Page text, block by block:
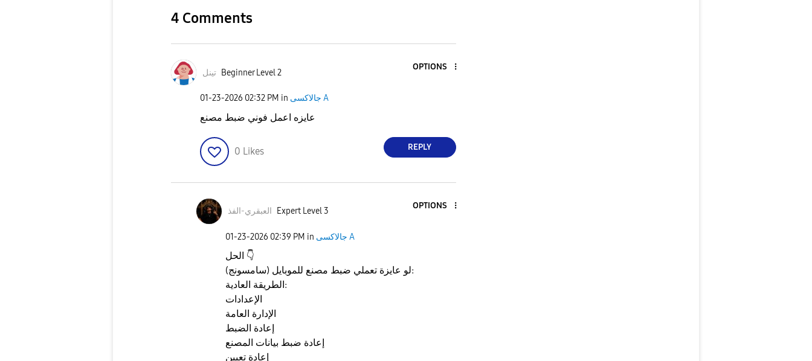
4 Comments
تينل Beginner Level 2
OPTIONS
‎01-23-2026 02:32 PM in جالاكسى A
عايزه اعمل فوني ضبط مصنع
0 Likes REPLY
العبقري-الفذ Expert Level 3
OPTIONS
‎01-23-2026 02:39 PM in جالاكسى A
👇
لو عايزة تعملي ضبط مصنع للموبايل (سامسونج):
الطريقة العادية:
الإعدادات
الإدارة العامة
إعادة الضبط
إعادة ضبط بيانات المصنع
إعادة تعيين